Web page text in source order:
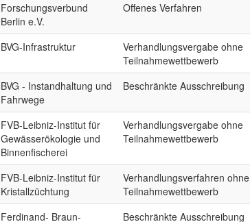
Forschungsverbund
Berlin e.V.
Offenes Verfahren
BVG-Infrastruktur
Verhandlungsvergabe ohne
Teilnahmewettbewerb
BVG - Instandhaltung und
Fahrwege
Beschränkte Ausschreibung
FVB-Leibniz-Institut für
Gewässerökologie und
Binnenfischerei
Verhandlungsvergabe ohne
Teilnahmewettbewerb
FVB-Leibniz-Institut für
Kristallzüchtung
Verhandlungsverfahren ohne
Teilnahmewettbewerb
Ferdinand- Braun-
Beschränkte Ausschreibung